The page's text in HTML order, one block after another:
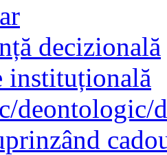
decizională
instituțională
deontologic/